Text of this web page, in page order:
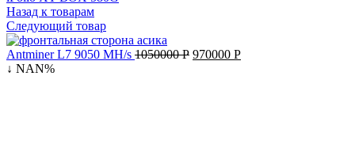
Назад к товарам
Следующий товар
Antminer L7 9050 MH/s 1050000Р 970000 Р
↓ NAN%